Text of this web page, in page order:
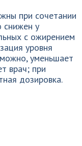
при сочетании
снижен у
с ожирением
уровня
уменьшает
врач; при
дозировка.